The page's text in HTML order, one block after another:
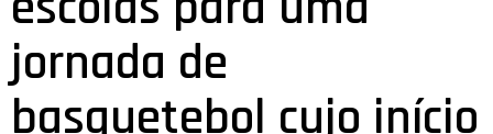
jornada de
basquetebol cujo início